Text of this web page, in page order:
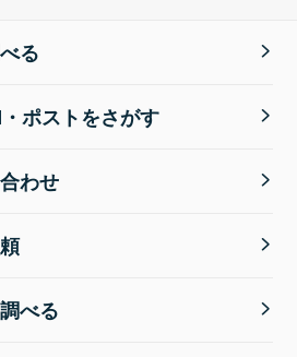
る
ポストをさがす
わせ
べる